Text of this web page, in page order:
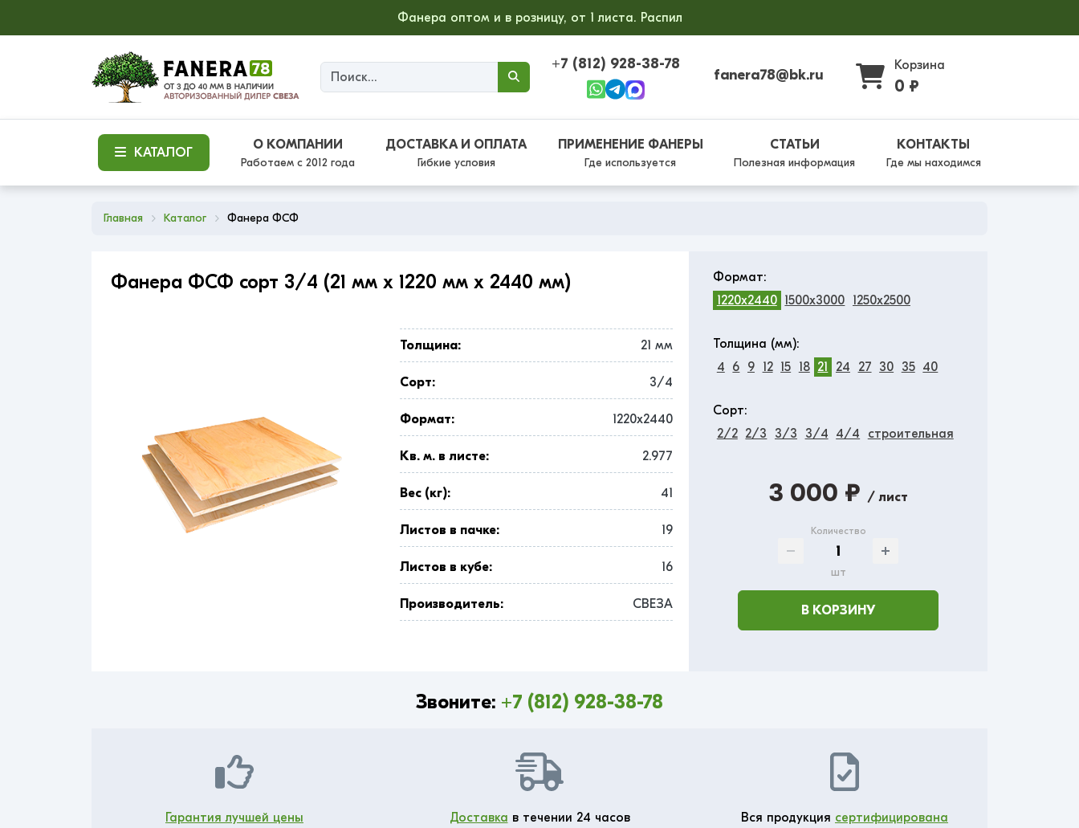
Фанера оптом и в розницу, от 1 листа. Распил
+7 (812) 928-38-78
fanera78@bk.ru
Корзина
0 ₽
КАТАЛОГ
О КОМПАНИИ
Работаем с 2012 года
ДОСТАВКА И ОПЛАТА
Гибкие условия
ПРИМЕНЕНИЕ ФАНЕРЫ
Где используется
СТАТЬИ
Полезная информация
КОНТАКТЫ
Где мы находимся
Главная Каталог Фанера ФСФ
Фанера ФСФ сорт 3/4 (21 мм x 1220 мм x 2440 мм)
Толщина: 21 мм
Сорт: 3/4
Формат: 1220x2440
Кв. м. в листе: 2.977
Вес (кг): 41
Листов в пачке: 19
Листов в кубе: 16
Производитель: СВЕЗА
Формат:
1220x2440 1500x3000 1250x2500
Толщина (мм):
4
6 9 12 15 18 21 24 27 30 35 40
Сорт:
2/2 2/3 3/3 3/4 4/4 строительная
3 000 ₽ / лист
Количество
шт
В КОРЗИНУ
Звоните: +7 (812) 928-38-78
Гарантия лучшей цены Доставка в течении 24 часов Вся продукция сертифицирована